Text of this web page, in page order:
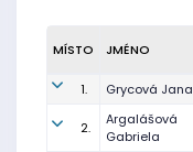
MÍSTO JMÉNO
1. Grycová Jana
2.
Argalášová
Gabriela